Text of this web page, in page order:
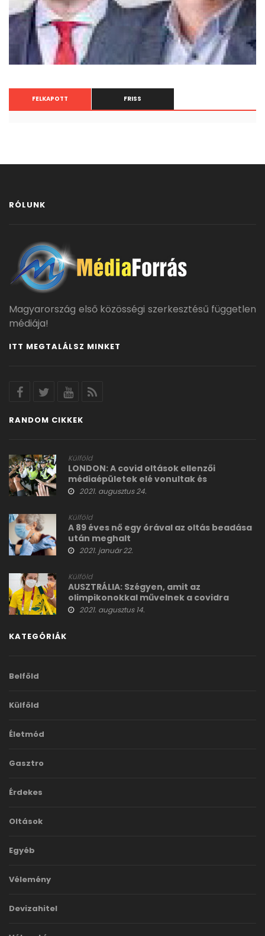
FELKAPOTT FRISS
RÓLUNK
Magyarország első közösségi szerkesztésű független
médiája!
ITT MEGTALÁLSZ MINKET
RANDOM CIKKEK
Külföld
LONDON: A covid oltások ellenzői
médiaépületek elé vonultak és
cenzúrával vádolják a Google-t is
2021. augusztus 24.
Külföld
A 89 éves nő egy órával az oltás beadása
után meghalt
2021. január 22.
Külföld
AUSZTRÁLIA: Szégyen, amit az
olimpikonokkal művelnek a covidra
hivatkozva
2021. augusztus 14.
KATEGÓRIÁK
Belföld
Külföld
Életmód
Gasztro
Érdekes
Oltások
Egyéb
Vélemény
Devizahitel